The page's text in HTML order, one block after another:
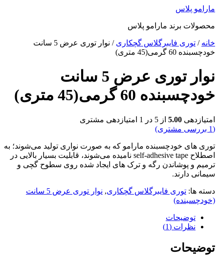
پرش
محتوا
مارامو پلاس
محصولات برند مارامو پلاس
خانه / توری فایبرگلاس گچکاری
/ نوار توری عرض 5 سانت
خودچسبنده 60 گرمی(45 متری)
نوار توری عرض 5 سانت
خودچسبنده 60 گرمی(45 متری)
امتیازدهی 5.00 از 5 در 1 امتیازدهی مشتری
(
1 بررسی مشتری)
توری های خودچسبنده مارامو که به صورت نواری تولید می‌شوند؛ به
اصطلاح self-adhesive tape نامیده می‌شوند، قابلیت بسیار بالایی در
ترمیم و پوشاندن رگه و ترک های ایجاد شده روی سطوح گچی و
سیمانی دارند.
دسته ها: توری فایبرگلاس گچکاری,
نوار توری عرض 5 سانت
(خودچسبنده)
توضیحات
نظرات (1)
توضیحات